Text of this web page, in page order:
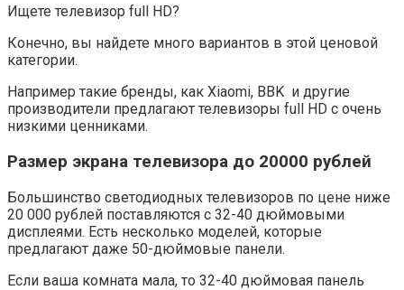
Ищете телевизор full HD?
Конечно, вы найдете много вариантов в этой ценовой
категории.
Например такие бренды, как Xiaomi, BBK и другие
производители предлагают телевизоры full HD с очень
низкими ценниками.
Размер экрана телевизора до 20000 рублей
Большинство светодиодных телевизоров по цене ниже
20 000 рублей поставляются с 32-40 дюймовыми
дисплеями. Есть несколько моделей, которые
предлагают даже 50-дюймовые панели.
Если ваша комната мала, то 32-40 дюймовая панель